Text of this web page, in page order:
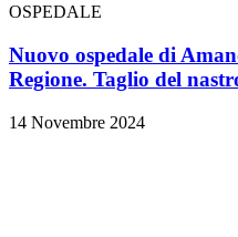
OSPEDALE
Nuovo ospedale di
Regione. Taglio del
14 Novembre 2024